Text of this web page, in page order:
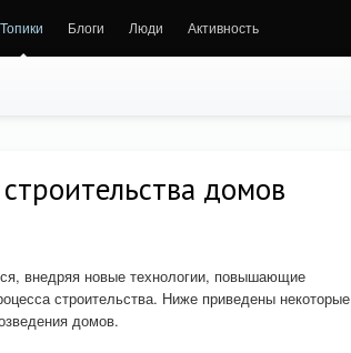
Топики Блоги Люди Активность
домов
внедряя новые технологии, повышающие
строительства. Ниже приведены некоторые
домов.